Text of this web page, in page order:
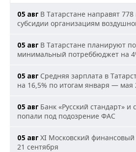
05 авг В Татарстане направят
субсидии организациям
05 авг В Татарстане планируют
минимальный потреббюджет на
05 авг Средняя зарплата в
на 16,5% по итогам января — мая
05 авг Банк «Русский стандарт» и
попали под подозрение ФАС
05 авг XI Московский финансовый
21 сентября